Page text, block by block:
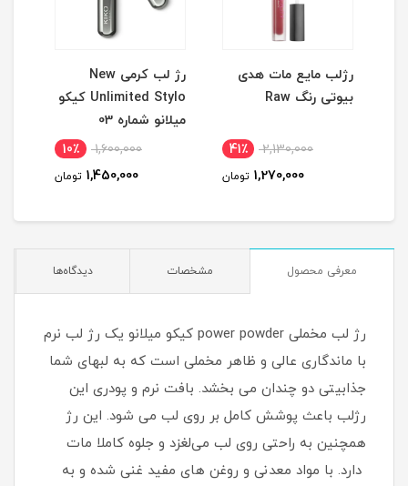
رژلب مایع مات هدی
بیوتی رنگ Raw
2,130,000 41٪
1,270,000 تومان
رژ لب کرمی New
Unlimited Stylo کیکو
میلانو شماره 03
1,600,000 10٪
1,450,000 تومان
معرفی محصول مشخصات دیدگاه‌ها
رژ لب مخملی power powder کیکو میلانو یک رژ لب نرم
با ماندگاری عالی و ظاهر مخملی است که به لبهای شما
جذابیتی دو چندان می بخشد. بافت نرم‌ و پودری این
رژلب باعث پوشش کامل بر روی لب می شود. این رژ
همچنین به راحتی روی لب می‌لغزد و جلوه کاملا مات
دارد. با مواد معدنی و روغن های مفید غنی شده و به